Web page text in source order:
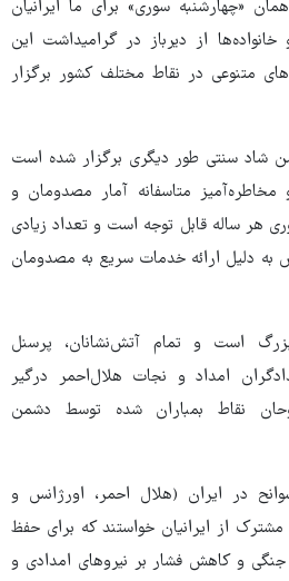
«چهارشنبه سوری» برای ما ایرانیان
از دیرباز در گرامیداشت این
متنوعی در نقاط مختلف کشور برگزار
شاد سنتی طور دیگری برگزار شده است
متاسفانه آمار مصدومان و
هر ساله قابل توجه است و تعداد زیادی
به دلیل ارائه خدمات سریع به مصدومان
است و تمام آتش‌نشانان، پرسنل
امداد و نجات هلال‌احمر درگیر
نقاط بمباران شده توسط دشمن
در ایران (هلال احمر، اورژانس و
مشترک از ایرانیان خواستند که برای حفظ
و کاهش فشار بر نیروهای امدادی و